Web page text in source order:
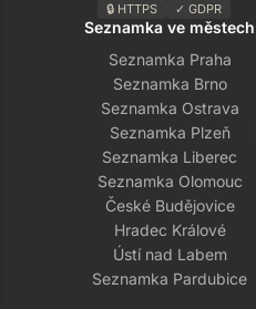
🔒 HTTPS ✓ GDPR
Seznamka ve městech
Seznamka Praha
Seznamka Brno
Seznamka Ostrava
Seznamka Plzeň
Seznamka Liberec
Seznamka Olomouc
České Budějovice
Hradec Králové
Ústí nad Labem
Seznamka Pardubice